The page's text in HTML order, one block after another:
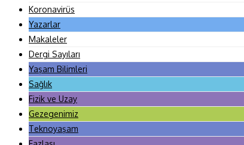
Koronavirüs
Yazarlar
Makaleler
Dergi Sayıları
Yaşam Bilimleri
Sağlık
Fizik ve Uzay
Gezegenimiz
Teknoyaşam